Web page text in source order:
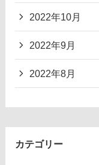
2022年10月
2022年9月
2022年8月
カテゴリー